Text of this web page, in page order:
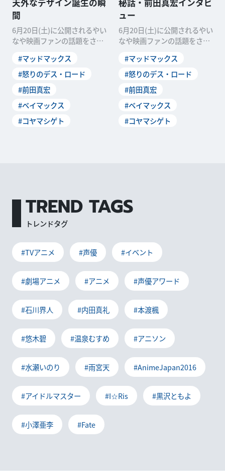
天外なデザイン誕生の瞬
間
6月20日(土)に公開されるやい
なや映画ファンの話題をさら
デス・ロード」
#マッドマックス
#怒りのデス・ロード
#前田真宏
#ベイマックス
#コヤマシゲト
秘話・前田真宏インタビ
ュー
6月20日(土)に公開されるやい
なや映画ファンの話題をさら
デス・ロード」
#マッドマックス
#怒りのデス・ロード
#前田真宏
#ベイマックス
#コヤマシゲト
TREND TAGS
トレンドタグ
#TVアニメ #声優 #イベント
#劇場アニメ #アニメ #声優アワード
#石川界人 #内田真礼 #本渡楓
#悠木碧 #温泉むすめ #アニソン
#水瀬いのり #雨宮天 #AnimeJapan2016
#アイドルマスター #I☆Ris #黒沢ともよ
#小澤亜李 #Fate